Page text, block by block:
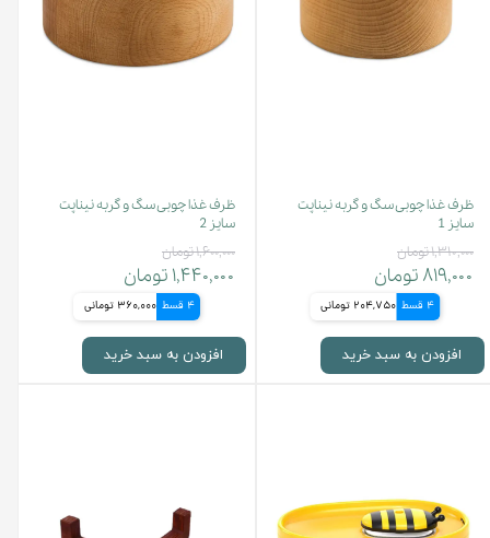
ظرف غذا چوبی سگ و گربه نیناپت
سایز 1
۱,۳۱۰,۰۰۰ تومان
۸۱۹,۰۰۰ تومان
4 قسط 204,750 تومانی
افزودن به سبد خرید
ظرف غذا چوبی سگ و گربه نیناپت
سایز 2
۱,۶۰۰,۰۰۰ تومان
۱,۴۴۰,۰۰۰ تومان
4 قسط 360,000 تومانی
افزودن به سبد خرید